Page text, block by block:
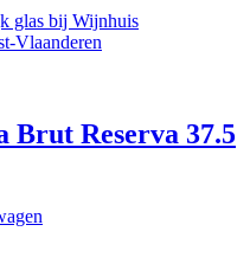
Reserva 37.5